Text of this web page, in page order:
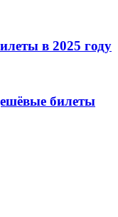
в 2025 году
билеты